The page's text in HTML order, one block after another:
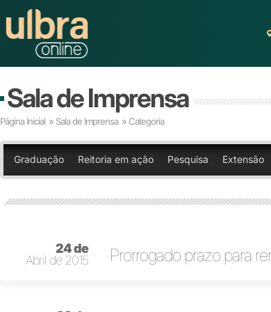
Sala de Imprensa
Página Inicial » Sala de Imprensa » Categoria
Graduação Reitoria em ação Pesquisa Extensão
24 de
Abril de 2015
Prorrogado prazo para